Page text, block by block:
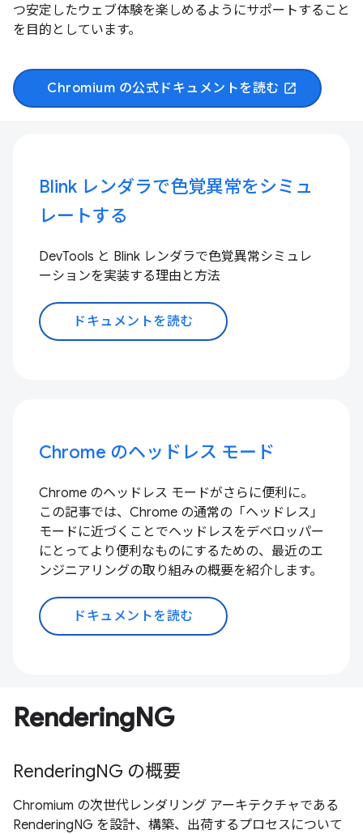
つ安定したウェブ体験を楽しめるようにサポートすること
を目的としています。
Chromium の公式ドキュメントを読む open_in_new
Blink レンダラで色覚異常をシミュ
レートする
DevTools と Blink レンダラで色覚異常シミュレ
ーションを実装する理由と方法
ドキュメントを読む
Chrome のヘッドレス モード
Chrome のヘッドレス モードがさらに便利に。
この記事では、Chrome の通常の「ヘッドレス」
モードに近づくことでヘッドレスをデベロッパー
にとってより便利なものにするための、最近のエ
ンジニアリングの取り組みの概要を紹介します。
ドキュメントを読む
RenderingNG
RenderingNG の概要
Chromium の次世代レンダリング アーキテクチャである
RenderingNG を設計、構築、出荷するプロセスについて